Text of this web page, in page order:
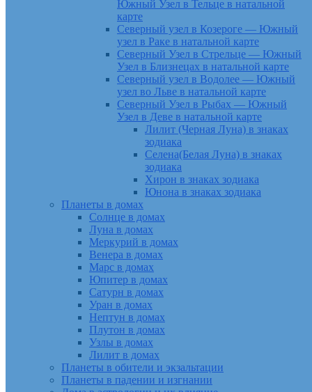
Южный Узел в Тельце в натальной
карте
Северный узел в Козероге — Южный
узел в Раке в натальной карте
Северный Узел в Стрельце — Южный
Узел в Близнецах в натальной карте
Северный узел в Водолее — Южный
узел во Льве в натальной карте
Северный Узел в Рыбах — Южный
Узел в Деве в натальной карте
Лилит (Черная Луна) в знаках
зодиака
Селена(Белая Луна) в знаках
зодиака
Хирон в знаках зодиака
Юнона в знаках зодиака
Планеты в домах
Солнце в домах
Луна в домах
Меркурий в домах
Венера в домах
Марс в домах
Юпитер в домах
Сатурн в домах
Уран в домах
Нептун в домах
Плутон в домах
Узлы в домах
Лилит в домах
Планеты в обители и экзальтации
Планеты в падении и изгнании